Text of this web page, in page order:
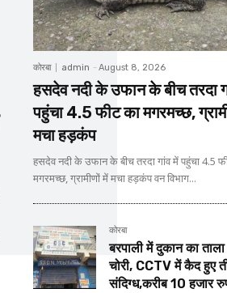
कोरबा admin - August 8, 2026
हसदेव नदी के उफान के बीच तरदा
पहुंचा 4.5 फीट का मगरमच्छ,
मचा हड़कंप
हसदेव नदी के उफान के बीच तरदा गांव में पहुंचा 4.5
मगरमच्छ, ग्रामीणों में मचा हड़कंप वन विभाग...
कोरबा
बरपाली में दुकान का
चोरी, CCTV में कैद हुए
संदिग्ध,करीब 10 हजार